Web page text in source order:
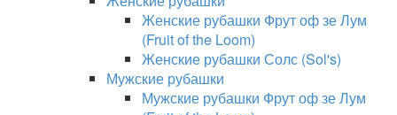
Женские рубашки Фрут оф зе Лум
(Fruit of the Loom)
Женские рубашки Солс (Sol's)
Мужские рубашки
Мужские рубашки Фрут оф зе Лум